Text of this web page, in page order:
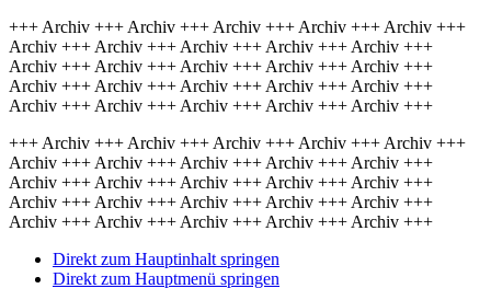
+++ Archiv +++ Archiv +++ Archiv +++ Archiv +++ Archiv +++
Archiv +++ Archiv +++ Archiv +++ Archiv +++ Archiv +++
Archiv +++ Archiv +++ Archiv +++ Archiv +++ Archiv +++
Archiv +++ Archiv +++ Archiv +++ Archiv +++ Archiv +++
Archiv +++ Archiv +++ Archiv +++ Archiv +++ Archiv +++
+++ Archiv +++ Archiv +++ Archiv +++ Archiv +++ Archiv +++
Archiv +++ Archiv +++ Archiv +++ Archiv +++ Archiv +++
Archiv +++ Archiv +++ Archiv +++ Archiv +++ Archiv +++
Archiv +++ Archiv +++ Archiv +++ Archiv +++ Archiv +++
Archiv +++ Archiv +++ Archiv +++ Archiv +++ Archiv +++
Direkt zum Hauptinhalt springen
Direkt zum Hauptmenü springen